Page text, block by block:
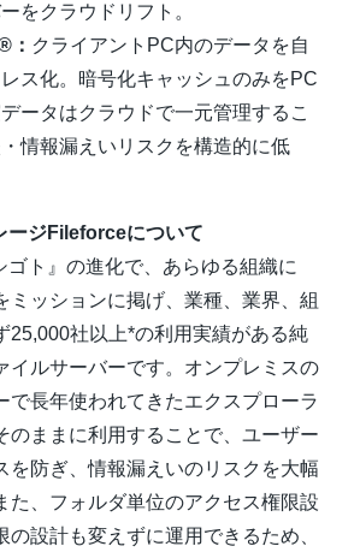
をクラウドリフト。
： クライアントPC内のデータを自
ス化。暗号化キャッシュのみをPC
ータはクラウドで一元管理するこ
情報漏えいリスクを構造的に低
ージFileforceについて
ゴト』の進化で、あらゆる組織に
ミッションに掲げ、業種、業界、組
25,000社以上*の利用実績がある純
イルサーバーです。オンプレミスの
で長年使われてきたエクスプローラ
のままに利用することで、ユーザー
を防ぎ、情報漏えいのリスクを大幅
た、フォルダ単位のアクセス権限設
の設計も変えずに運用できるため、